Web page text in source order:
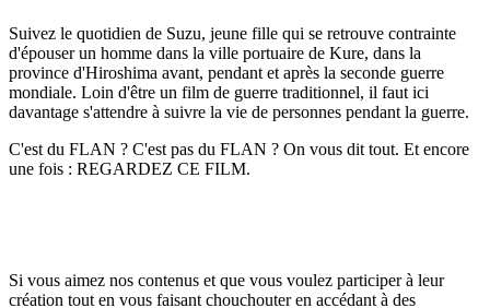
Suivez le quotidien de Suzu, jeune fille qui se retrouve contrainte
d'épouser un homme dans la ville portuaire de Kure, dans la
province d'Hiroshima avant, pendant et après la seconde guerre
mondiale. Loin d'être un film de guerre traditionnel, il faut ici
davantage s'attendre à suivre la vie de personnes pendant la guerre.
C'est du FLAN ? C'est pas du FLAN ? On vous dit tout. Et encore
une fois : REGARDEZ CE FILM.
Si vous aimez nos contenus et que vous voulez participer à leur
création tout en vous faisant chouchouter en accédant à des